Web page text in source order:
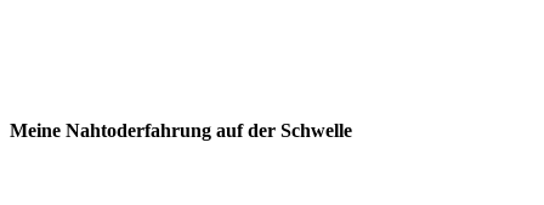
Meine Nahtoderfahrung auf der Schwelle